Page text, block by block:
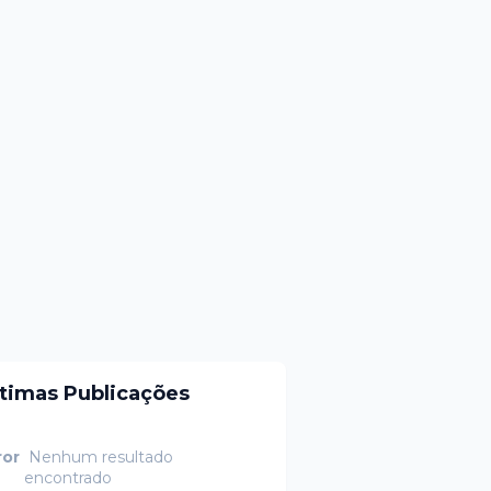
Publicações
Nenhum resultado
encontrado